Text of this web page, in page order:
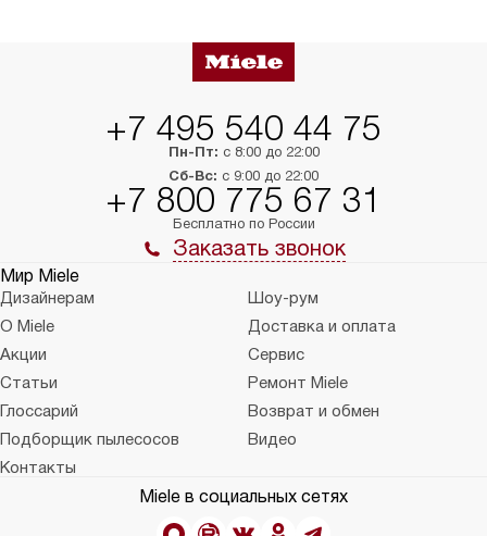
+7 495 540 44 75
Пн-Пт: с 8:00 до 22:00
Сб-Вс: с 9:00 до 22:00
+7 800 775 67 31
Бесплатно по России
Заказать звонок
Мир Miele
Дизайнерам
Шоу-рум
О Miele
Доставка и оплата
Акции
Сервис
Статьи
Ремонт Miele
Глоссарий
Возврат и обмен
Подборщик пылесосов
Видео
Контакты
Miele в социальных сетях